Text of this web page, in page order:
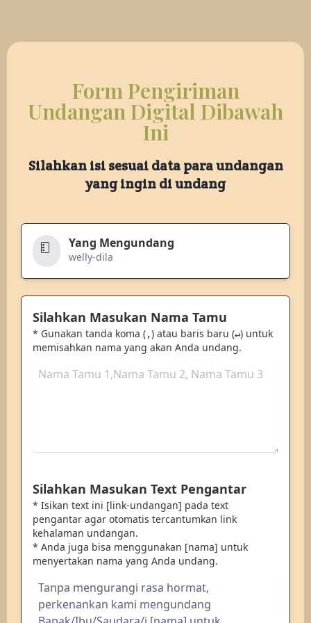
Form Pengiriman
Undangan Digital Dibawah
Ini
Silahkan isi sesuai data para undangan
yang ingin di undang
Yang Mengundang
welly-dila
Silahkan Masukan Nama Tamu
* Gunakan tanda koma (,) atau baris baru (↵) untuk
memisahkan nama yang akan Anda undang.
Silahkan Masukan Text Pengantar
* Isikan text ini [link-undangan] pada text
pengantar agar otomatis tercantumkan link
kehalaman undangan.
* Anda juga bisa menggunakan [nama] untuk
menyertakan nama yang Anda undang.